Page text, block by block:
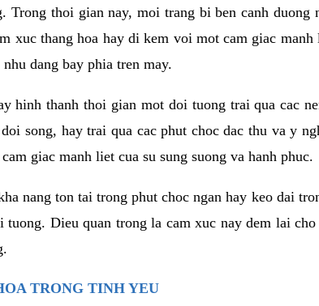
Trong thoi gian nay, moi trang bi ben canh
xuc thang hoa hay di kem voi mot cam giac
dang bay phia tren may.
hinh thanh thoi gian mot doi tuong trai qua cac
song, hay trai qua cac phut choc dac thu va y
giac manh liet cua su sung suong va hanh phuc.
nang ton tai trong phut choc ngan hay keo dai
tuong. Dieu quan trong la cam xuc nay dem lai
TRONG TINH YEU